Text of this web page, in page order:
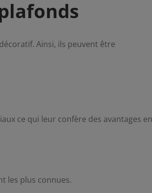
Ainsi, ils peuvent être
ce qui leur confère des avantages en
les plus connues.